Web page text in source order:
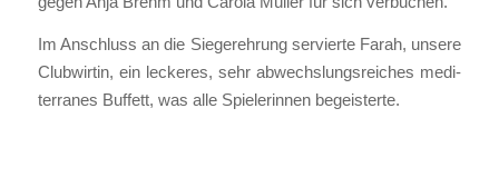
Im Anschluss an die Sie­ger­eh­rung ser­vier­te Farah, unse­re
Club­wir­tin, ein lecke­res, sehr abwechs­lungs­rei­ches medi­
ter­ra­nes Buf­fett, was alle Spie­le­rin­nen begeis­ter­te.